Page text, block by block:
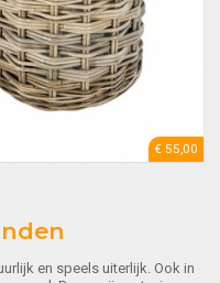
€ 55,00
en speels uiterlijk. Ook in